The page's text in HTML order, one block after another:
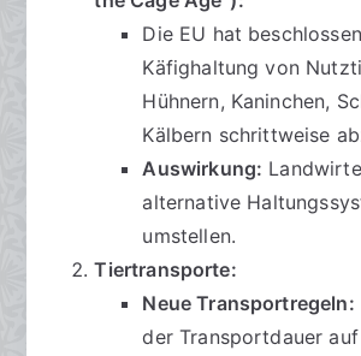
Die EU hat
Käfighaltung von
Hühnern, Kaninchen,
Kälbern schrittweise
Auswirkung:
alternative
umstellen.
Tiertransporte:
Neue Transportregeln:
der Transportdauer